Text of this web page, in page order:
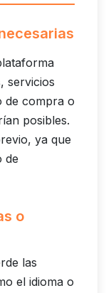
servicios
de compra o
posibles.
ya que
de
o
las
el idioma o